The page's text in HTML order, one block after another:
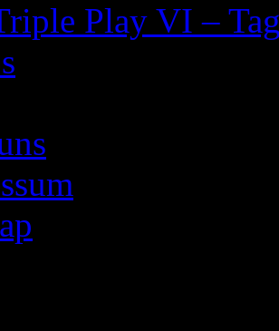
Play VI –